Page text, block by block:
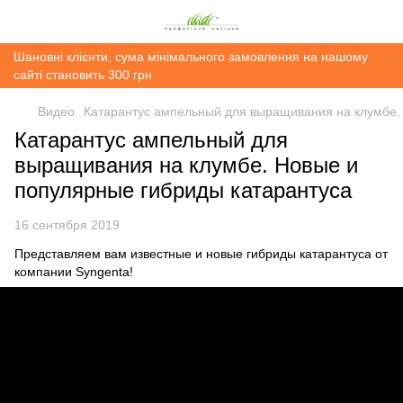
Шановні клієнти, сума мінімального замовлення на нашому
сайті становить 300 грн
Видео Катарантус ампельный для выращивания на
Катарантус ампельный для
выращивания на клумбе. Новые и
популярные гибриды катарантуса
16 сентября 2019
Представляем вам известные и новые гибриды катарантуса от
компании Syngenta!